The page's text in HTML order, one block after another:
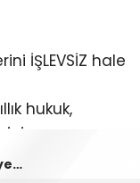
İŞLEVSİZ hale
hukuk,
suç
Kalender Çizdi..! Kim, kimi yiyecek?..